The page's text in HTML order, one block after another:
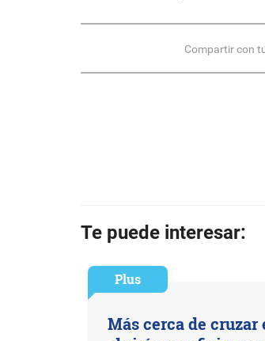
Compartir con
Te puede interesar:
Plus
Más cerca de cruzar